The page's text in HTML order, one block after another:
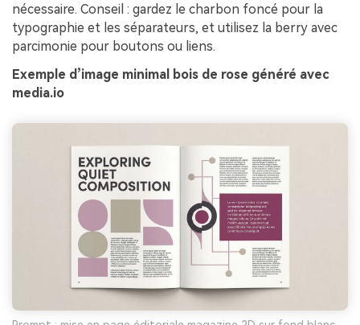
nécessaire. Conseil : gardez le charbon foncé pour la
typographie et les séparateurs, et utilisez la berry avec
parcimonie pour boutons ou liens.
Exemple d’image minimal bois de rose généré avec
media.io